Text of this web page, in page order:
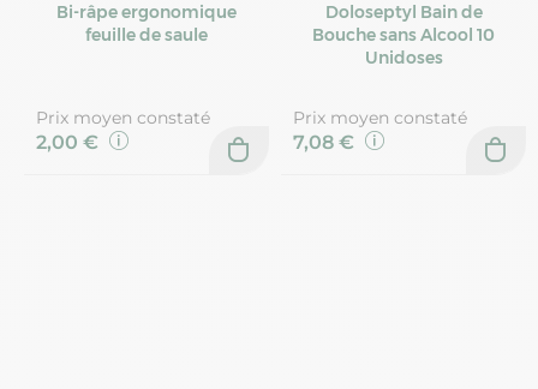
Bi-râpe ergonomique
feuille de saule
Prix moyen constaté
2,00 €
Doloseptyl Bain de
Bouche sans Alcool 10
Unidoses
Prix moyen constaté
7,08 €